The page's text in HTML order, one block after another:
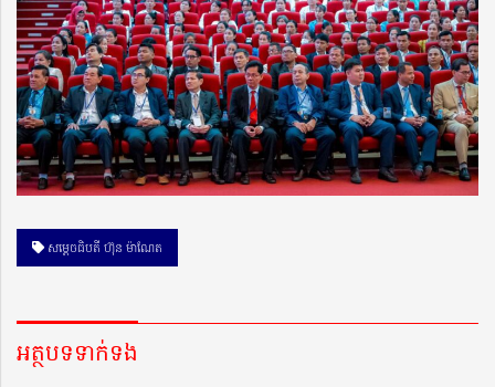
សម្ដេចធិបតី ហ៊ុន ម៉ាណែត
អត្ថបទទាក់ទង